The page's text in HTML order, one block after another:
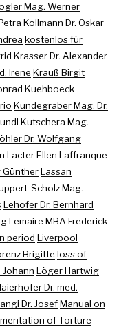
Mag. Werner
Kollmann Dr. Oskar
kostenlos für
Krasser Dr. Alexander
Irene Krauß Birgit
Kuehboeck
Kundegraber Mag. Dr.
Kutschera Mag.
Dr. Wolfgang
Lacter Ellen Laffranque
GüntherLassan
Scholz Mag.
Lehofer Dr. Bernhard
Lemaire MBA Frederick
period Liverpool
Brigitte loss of
Johann Löger Hartwig
Dr. med.
Dr. JosefManual on
of Torture